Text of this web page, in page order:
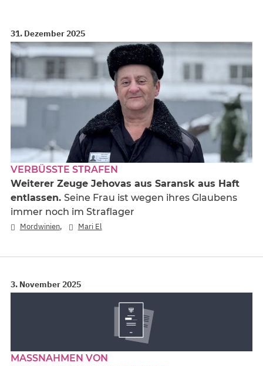
31. Dezember 2025
VERBÜSSTE STRAFEN
Weiterer Zeuge Jehovas aus Saransk aus Haft
entlassen. Seine Frau ist wegen ihres Glaubens
immer noch im Straflager
Mordwinien, Mari El
3. November 2025
MASSNAHMEN VON S